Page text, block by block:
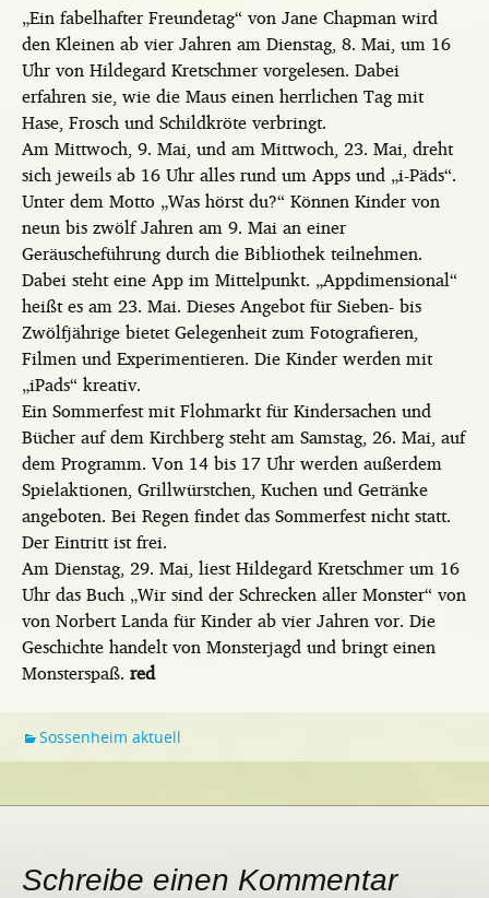
„Ein fabelhafter Freundetag“ von Jane Chapman wird
den Kleinen ab vier Jahren am Dienstag, 8. Mai, um 16
Uhr von Hildegard Kretschmer vorgelesen. Dabei
erfahren sie, wie die Maus einen herrlichen Tag mit
Hase, Frosch und Schildkröte verbringt.
Am Mittwoch, 9. Mai, und am Mittwoch, 23. Mai, dreht
sich jeweils ab 16 Uhr alles rund um Apps und „i-Päds“.
Unter dem Motto „Was hörst du?“ Können Kinder von
neun bis zwölf Jahren am 9. Mai an einer
Geräuscheführung durch die Bibliothek teilnehmen.
Dabei steht eine App im Mittelpunkt. „Appdimensional“
heißt es am 23. Mai. Dieses Angebot für Sieben- bis
Zwölfjährige bietet Gelegenheit zum Fotografieren,
Filmen und Experimentieren. Die Kinder werden mit
„iPads“ kreativ.
Ein Sommerfest mit Flohmarkt für Kindersachen und
Bücher auf dem Kirchberg steht am Samstag, 26. Mai, auf
dem Programm. Von 14 bis 17 Uhr werden außerdem
Spielaktionen, Grillwürstchen, Kuchen und Getränke
angeboten. Bei Regen findet das Sommerfest nicht statt.
Der Eintritt ist frei.
Am Dienstag, 29. Mai, liest Hildegard Kretschmer um 16
Uhr das Buch „Wir sind der Schrecken aller Monster“ von
von Norbert Landa für Kinder ab vier Jahren vor. Die
Geschichte handelt von Monsterjagd und bringt einen
Monsterspaß. red
Sossenheim aktuell
Schreibe einen Kommentar